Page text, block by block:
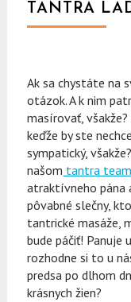
TANTRA
Ak sa chystáte na
otázok. A k nim
masírovať,
keďže by ste
sympatický,
našom tantra
atraktívneho pána
pôvabné slečny,
tantrické masáže,
bude páčiť! Panuje
rozhodne si to u
predsa po dlhom
krásnych žien?